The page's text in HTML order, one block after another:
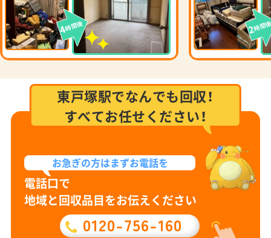
4時間後 2時間
東戸塚駅でなんでも回収！
すべてお任せください！
お急ぎの方はまずお電話を
電話口で
地域と回収品目をお伝えください
0120-756-160